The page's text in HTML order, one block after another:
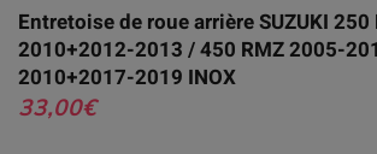
Entretoise de roue arrière SUZUKI
2010+2012-2013 / 450 RMZ 2005-
2010+2017-2019 INOX
33,00€